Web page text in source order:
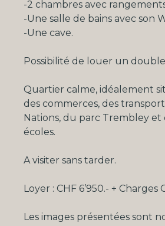
-2 chambres avec
-Une salle de bains avec son
-Une cave.
Possibilité de louer un
Quartier calme, idéalement
des commerces, des
Nations, du parc Trembley
écoles.
A visiter sans tarder.
Loyer : CHF 6’950.- + Charges
Les images présentées sont